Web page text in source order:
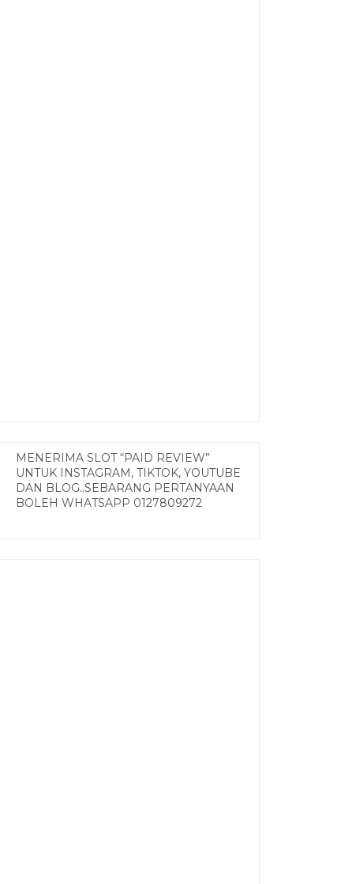
MENERIMA SLOT “PAID REVIEW”
UNTUK INSTAGRAM, TIKTOK, YOUTUBE
DAN BLOG..SEBARANG PERTANYAAN
BOLEH WHATSAPP 0127809272